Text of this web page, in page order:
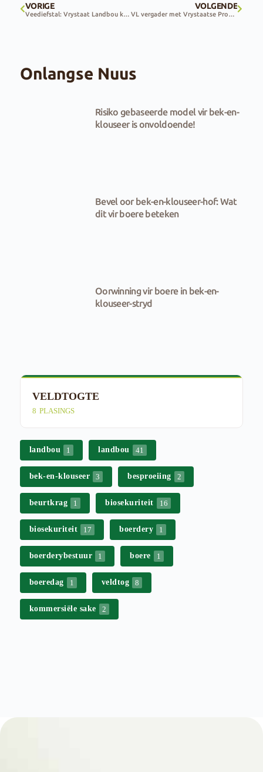
VORIGE
Veediefstal: Vrystaat Landbou kondig private ondersoekers aan.
VOLGENDE
VL vergader met Vrystaatse Provinsiale regering
Onlangse Nuus
Risiko gebaseerde model vir bek-en-
klouseer is onvoldoende!
Bevel oor bek-en-klouseer-hof: Wat
dit vir boere beteken
Oorwinning vir boere in bek-en-
klouseer-stryd
VELDTOGTE
8 PLASINGS
landbou 1 landbou 41
bek-en-klouseer 3 besproeiing 2
beurtkrag 1 biosekuriteit 16
biosekuriteit 17 boerdery 1
boerderybestuur 1 boere 1
boeredag 1 veldtog 8
kommersiële sake 2